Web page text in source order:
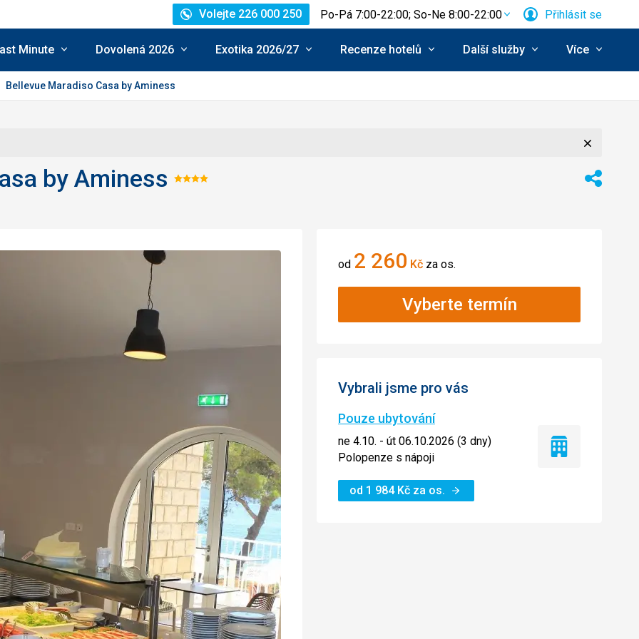
Volejte 226 000 250 Po-Pá 7:00-22:00; So-Ne 8:00-22:00 Přihlásit se
Minute Dovolená 2026 Exotika 2026/27 Recenze hotelů Další služby Více
Bellevue Maradiso Casa by Aminess
by Aminess Hodnocení:
Sdílet
od 2 260 Kč za os.
Vyberte termín
Vybrali jsme pro vás
Pouze ubytování
ne 4.10. - út 06.10.2026 (3 dny)
Polopenze s nápoji
od 1 984Kč za os.
Pouze